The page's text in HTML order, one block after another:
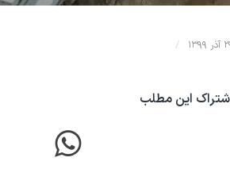
۱۳۹۹ /
این مطلب